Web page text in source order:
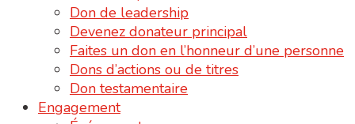
Don de leadership
Devenez donateur principal
Faites un don en l’honneur d’une personne
Dons d’actions ou de titres
Don testamentaire
Engagement